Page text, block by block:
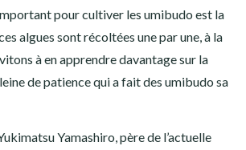
pour cultiver les umibudo est la
algues sont récoltées une par une, à la
à en apprendre davantage sur la
de patience qui a fait des umibudo sa
Yamashiro, père de l’actuelle